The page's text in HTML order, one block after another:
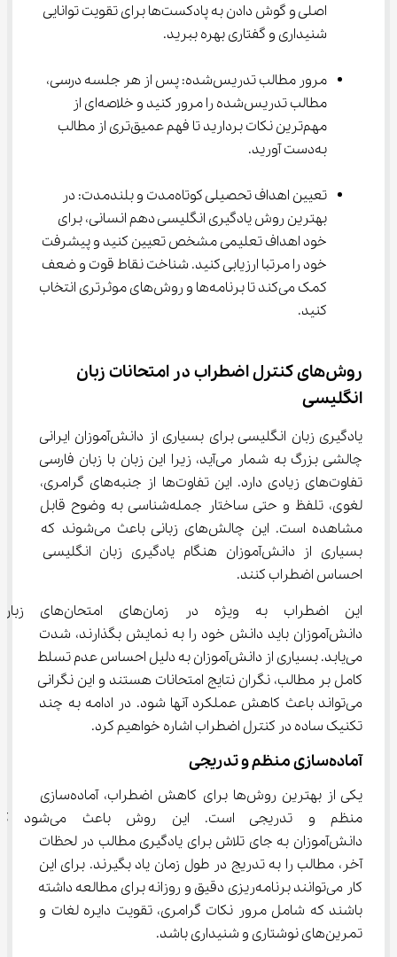
اصلی و گوش دادن به پادکست‌ها برای تقویت توانایی
شنیداری و گفتاری بهره ببرید.
مرور مطالب تدریس‌شده: پس از هر جلسه درسی،
مطالب تدریس‌شده را مرور کنید و خلاصه‌ای از
مهم‌ترین نکات بردارید تا فهم عمیق‌تری از مطالب
به‌دست آورید.
تعیین اهداف تحصیلی کوتاه‌مدت و بلندمدت: در
بهترین روش یادگیری انگلیسی دهم انسانی، برای
خود اهداف تعلیمی مشخص تعیین کنید و پیشرفت
خود را مرتبا ارزیابی کنید. شناخت نقاط قوت و ضعف
کمک می‌کند تا برنامه‌ها و روش‌های موثرتری انتخاب
کنید.
روش‌های کنترل اضطراب در امتحانات زبان
انگلیسی
یادگیری زبان انگلیسی برای بسیاری از دانش‌آموزان ایرانی
چالشی بزرگ به شمار می‌آید، زیرا این زبان با زبان فارسی
تفاوت‌های زیادی دارد. این تفاوت‌ها از جنبه‌های گرامری،
لغوی، تلفظ و حتی ساختار جمله‌شناسی به وضوح قابل
مشاهده است. این چالش‌های زبانی باعث می‌شوند که
بسیاری از دانش‌آموزان هنگام یادگیری زبان انگلیسی
احساس اضطراب کنند.
این اضطراب به ویژه در زمان‌های
دانش‌آموزان باید دانش خود را به نمایش بگذارند، شدت
می‌یابد. بسیاری از دانش‌آموزان به دلیل احساس عدم تسلط
کامل بر مطالب، نگران نتایج امتحانات هستند و این نگرانی
می‌تواند باعث کاهش عملکرد آنها شود. در ادامه به چند
تکنیک ساده در کنترل اضطراب اشاره خواهیم کرد.
آماده‌سازی منظم و تدریجی
یکی از بهترین روش‌ها برای کاهش اضطراب، آماده‌سازی
منظم و تدریجی است. این روش باعث
دانش‌آموزان به جای تلاش برای یادگیری مطالب در لحظات
آخر، مطالب را به تدریج در طول زمان یاد بگیرند. برای این
کار می‌توانند برنامه‌ریزی دقیق و روزانه برای مطالعه داشته
باشند که شامل مرور نکات گرامری، تقویت دایره لغات و
تمرین‌های نوشتاری و شنیداری باشد.